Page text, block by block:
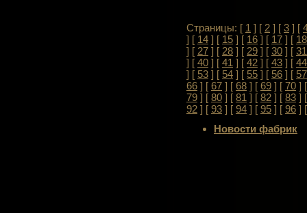
Страницы: [ 1 ] [ 2 ] [ 3 ] [
] [ 14 ] [ 15 ] [ 16 ] [ 17 ] [ 18
] [ 27 ] [ 28 ] [ 29 ] [ 30 ] [ 31
] [ 40 ] [ 41 ] [ 42 ] [ 43 ] [ 44
] [ 53 ] [ 54 ] [ 55 ] [ 56 ] [ 57
66 ] [ 67 ] [ 68 ] [ 69 ] [ 70 ]
79 ] [ 80 ] [ 81 ] [ 82 ] [ 83 ]
92 ] [ 93 ] [ 94 ] [ 95 ] [ 96 ]
Новости фабрик